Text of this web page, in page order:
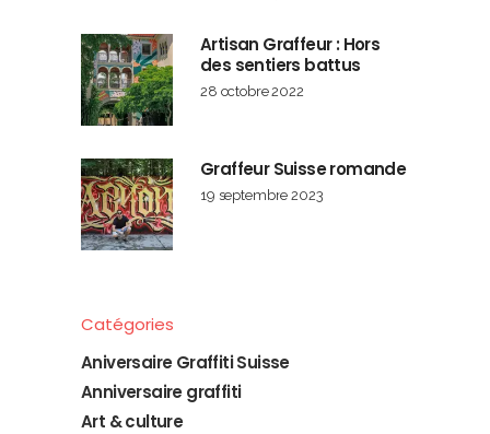
Artisan Graffeur : Hors
des sentiers battus
28 octobre 2022
Graffeur Suisse romande
19 septembre 2023
Catégories
Aniversaire Graffiti Suisse
Anniversaire graffiti
Art & culture